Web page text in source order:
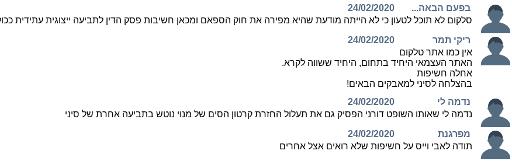
בפעם הבאה...
24/02/2020
סלקום לא תוכל לטעון כי לא הייתה מודעת שהיא מפירה את חוק הספאם ומכאן חשיבות פסק הדין לתביעה ייצוגית עתידית
ריקי תמר
24/02/2020
אין כמו אתר טלקום
האתר העצמאי היחיד בתחום, היחיד ששווה לקרא.
אחלה חשיפות
בהצלחה לסיני למאבקים הבאים!
נדמה לי
24/02/2020
נדמה לי שאותו השופט דורני הפסיק גם את תעלול החזרת קרטון הסים של מנוי נוטש בתביעה אחרת של סיני
מפרגנת
24/02/2020
תודה לאבי וייס על חשיפות שלא רואים אצל אחרים